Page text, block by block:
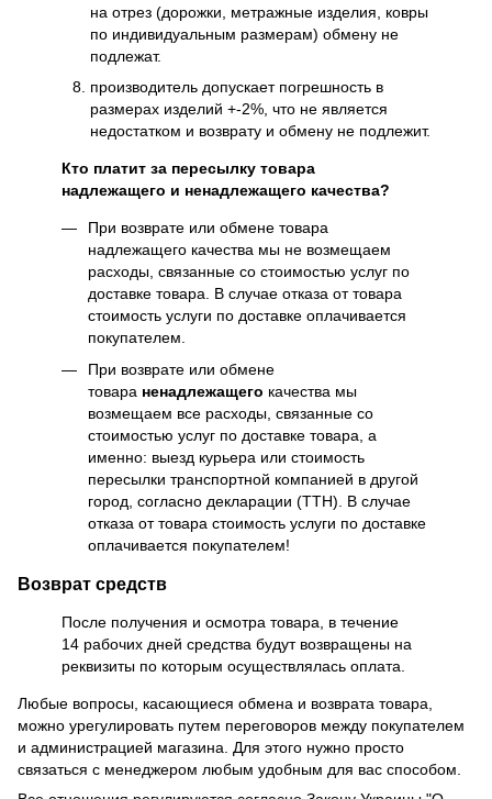
на отрез (дорожки, метражные изделия, ковры
по индивидуальным размерам) обмену не
подлежат.
производитель допускает погрешность в
размерах изделий +-2%, что не является
недостатком и возврату и обмену не подлежит.
Кто платит за пересылку товара
надлежащего и ненадлежащего качества?
При возврате или обмене товара
надлежащего качества мы не возмещаем
расходы, связанные со стоимостью услуг по
доставке товара. В случае отказа от товара
стоимость услуги по доставке оплачивается
покупателем.
При возврате или обмене
товара ненадлежащего качества мы
возмещаем все расходы, связанные со
стоимостью услуг по доставке товара, а
именно: выезд курьера или стоимость
пересылки транспортной компанией в другой
город, согласно декларации (ТТН). В случае
отказа от товара стоимость услуги по доставке
оплачивается покупателем!
Возврат средств
После получения и осмотра товара, в течение
14 рабочих дней средства будут возвращены на
реквизиты по которым осуществлялась оплата.
Любые вопросы, касающиеся обмена и возврата товара,
можно урегулировать путем переговоров между покупателем
и администрацией магазина. Для этого нужно просто
связаться с менеджером любым удобным для вас способом.